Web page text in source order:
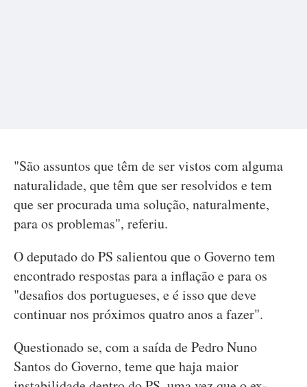
"São assuntos que têm de ser vistos com alguma
naturalidade, que têm que ser resolvidos e tem
que ser procurada uma solução, naturalmente,
para os problemas", referiu.
O deputado do PS salientou que o Governo tem
encontrado respostas para a inflação e para os
"desafios dos portugueses, e é isso que deve
continuar nos próximos quatro anos a fazer".
Questionado se, com a saída de Pedro Nuno
Santos do Governo, teme que haja maior